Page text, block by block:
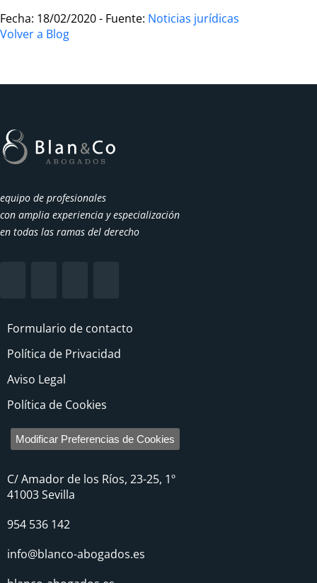
Fecha: 18/02/2020 - Fuente: Noticias jurídicas
Volver a Blog
equipo de profesionales
con amplia experiencia y especialización
en todas las ramas del derecho
Formulario de contacto
Política de Privacidad
Aviso Legal
Política de Cookies
Modificar Preferencias de Cookies
C/ Amador de los Ríos, 23-25, 1º
41003 Sevilla
954 536 142
info@blanco-abogados.es